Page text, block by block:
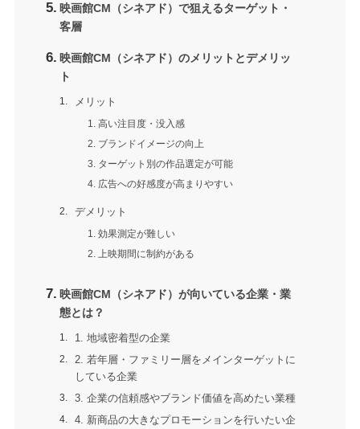
映画館CM（シネアド）で狙えるターゲット・
客層
映画館CM（シネアド）のメリットとデメリッ
ト
メリット
1. 高い注目度・没入感
2. ブランドイメージの向上
3. ターゲット別の作品選定が可能
4. 広告への好感度が高まりやすい
デメリット
1. 効果測定が難しい
2. 上映期間に制約がある
映画館CM（シネアド）が向いている企業・業
態とは？
1. 地域密着型の企業
2. 若年層・ファミリー層をメインターゲットに
している企業
3. 企業の信頼感やブランド価値を高めたい業種
4. 新商品の大きなプロモーションを行いたい企